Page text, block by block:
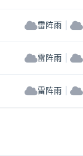
雷阵雨
雷阵雨
雷阵雨